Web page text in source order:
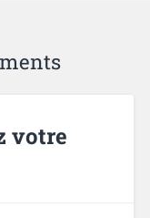
votre